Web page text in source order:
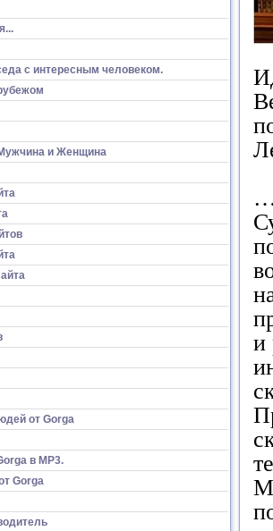
с интересным человеком.
и Женщина
от Gorga
в МР3.
Gorga
и